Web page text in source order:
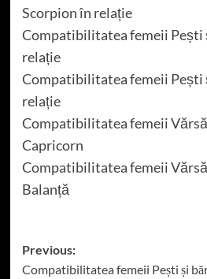
Scorpion în relație
Compatibilitatea femeii Pești
relație
Compatibilitatea femeii Pești
relație
Compatibilitatea femeii
Capricorn
Compatibilitatea femeii
Balanță
Post
Previous:
Compatibilitatea femeii Pești și